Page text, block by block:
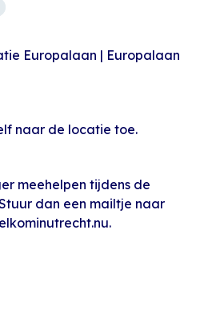
Europalaan | Europalaan
naar de locatie toe.
meehelpen tijdens de
dan een mailtje naar